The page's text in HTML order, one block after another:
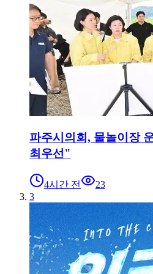
파주시의회, 물놀이장
최우선"
4시간 전
23
3